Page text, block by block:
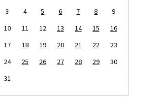
3
4 5 6 7 8
9
10
11 12 13 14 15
16
17
18 19 20 21 22
23
24
25 26 27 28 29
30
31